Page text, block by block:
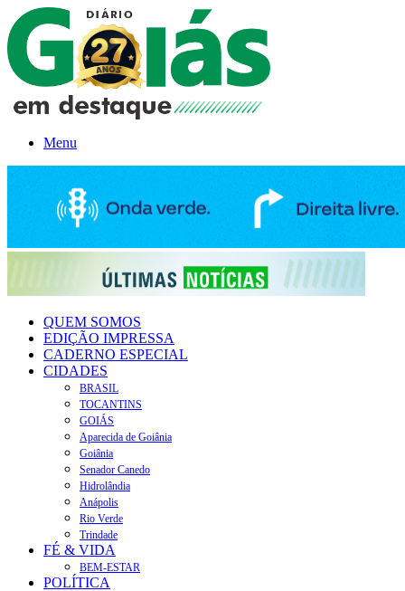
Menu
QUEM SOMOS
EDIÇÃO IMPRESSA
CADERNO ESPECIAL
CIDADES
BRASIL
TOCANTINS
GOIÁS
Aparecida de Goiânia
Goiânia
Senador Canedo
Hidrolândia
Anápolis
Rio Verde
Trindade
FÉ & VIDA
BEM-ESTAR
POLÍTICA